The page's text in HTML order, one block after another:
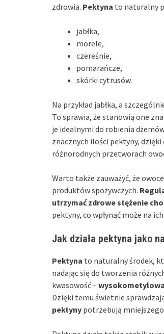
zdrowia. Pektyna to naturalny
jabłka,
morele,
czereśnie,
pomarańcze,
skórki cytrusów.
Na przykład jabłka, a
To sprawia, że stanowią one
je idealnymi do robienia
znacznych ilości pektyny,
różnorodnych przetworach
Warto także zauważyć, że
produktów spożywczych.
utrzymać zdrowe stężenie
pektyny, co wpłynąć może na
Jak działa pektyna jako
Pektyna to naturalny środek,
nadając się do tworzenia
kwasowość –
Dzięki temu świetnie
pektyny potrzebują